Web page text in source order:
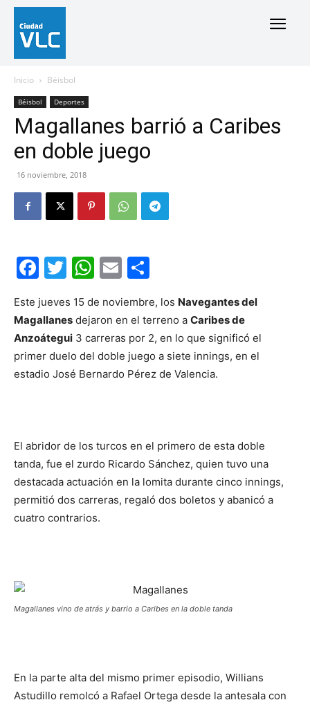
Inicio Béisbol
Béisbol Deportes
Magallanes barrió a Caribes
en doble juego
16 noviembre, 2018
Facebook
Twitter
WhatsApp
Email
Este jueves 15 de noviembre, los Navegantes del
Magallanes dejaron en el terreno a Caribes de
Anzoátegui 3 carreras por 2, en lo que significó el
primer duelo del doble juego a siete innings, en el
estadio José Bernardo Pérez de Valencia.
El abridor de los turcos en el primero de esta doble
tanda, fue el zurdo Ricardo Sánchez, quien tuvo una
destacada actuación en la lomita durante cinco innings,
permitió dos carreras, regaló dos boletos y abanicó a
cuatro contrarios.
Magallanes vino de atrás y barrio a Caribes en la doble tanda
En la parte alta del mismo primer episodio, Willians
Astudillo remolcó a Rafael Ortega desde la antesala con